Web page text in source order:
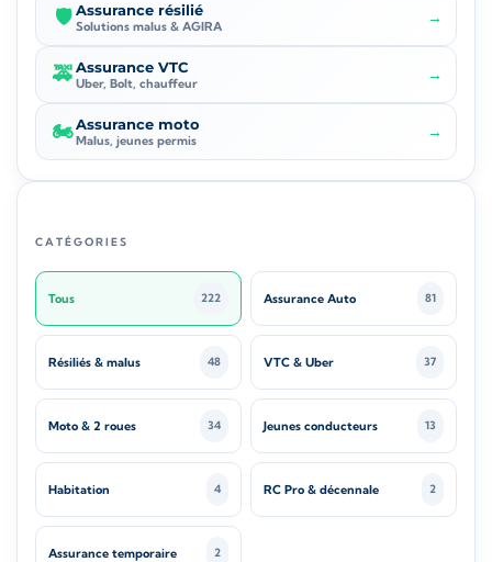
🛡️ Assurance résilié
Solutions malus & AGIRA →
🚕Assurance VTC
Uber, Bolt, chauffeur →
🏍️Assurance moto
Malus, jeunes permis →
CATÉGORIES
Tous 222 Assurance Auto 81
Résiliés & malus 48 VTC & Uber 37
Moto & 2 roues 34 Jeunes conducteurs 13
Habitation 4 RC Pro & décennale 2
Assurance temporaire 2